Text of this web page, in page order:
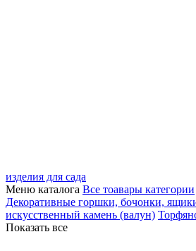
изделия для сада
Меню каталога Все тоавары категории
Декоративные горшки, бочонки,
искусственный камень (валун)
Показать все